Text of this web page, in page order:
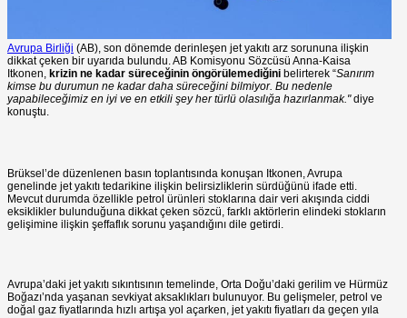
Avrupa Birliği (AB), son dönemde derinleşen jet yakıtı arz sorununa ilişkin
dikkat çeken bir uyarıda bulundu. AB Komisyonu Sözcüsü Anna-Kaisa
Itkonen, krizin ne kadar süreceğinin öngörülemediğini belirterek “Sanırım
kimse bu durumun ne kadar daha süreceğini bilmiyor. Bu nedenle
yapabileceğimiz en iyi ve en etkili şey her türlü olasılığa hazırlanmak."diye
konuştu.
Brüksel’de düzenlenen basın toplantısında konuşan Itkonen, Avrupa
genelinde jet yakıtı tedarikine ilişkin belirsizliklerin sürdüğünü ifade etti.
Mevcut durumda özellikle petrol ürünleri stoklarına dair veri akışında ciddi
eksiklikler bulunduğuna dikkat çeken sözcü, farklı aktörlerin elindeki stokların
gelişimine ilişkin şeffaflık sorunu yaşandığını dile getirdi.
Avrupa’daki jet yakıtı sıkıntısının temelinde, Orta Doğu’daki gerilim ve Hürmüz
Boğazı’nda yaşanan sevkiyat aksaklıkları bulunuyor. Bu gelişmeler, petrol ve
doğal gaz fiyatlarında hızlı artışa yol açarken, jet yakıtı fiyatları da geçen yıla